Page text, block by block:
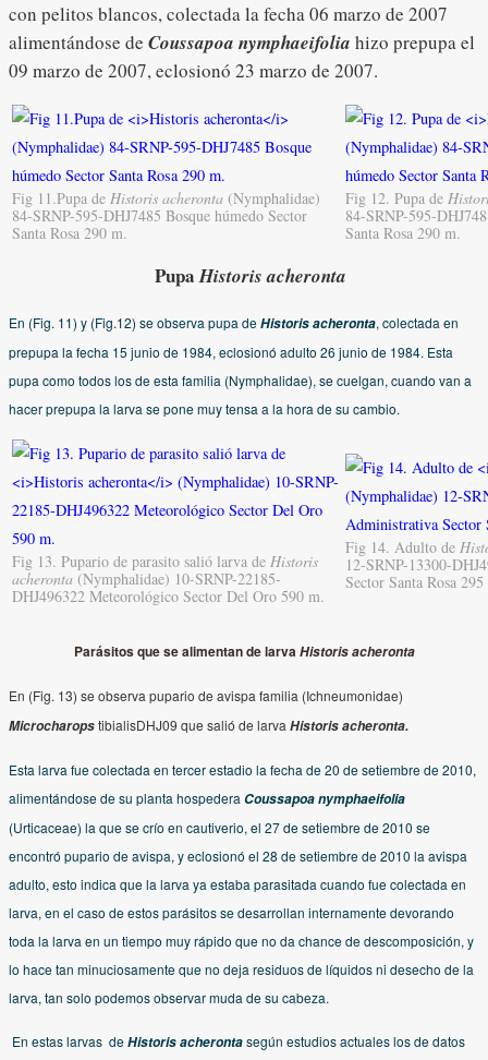
con pelitos blancos, colectada la fecha 06 marzo de 2007
alimentándose de Coussapoa nymphaeifolia hizo prepupael
09 marzo de 2007, eclosionó 23 marzo de 2007.
Fig 11.Pupa de Historis acheronta (Nymphalidae)
84-SRNP-595-DHJ7485 Bosque húmedo Sector
Santa Rosa 290 m.
Fig 12. Pupa de
84-SRNP-595-
Santa Rosa 290 m.
PupaHistoris acheronta
En (Fig. 11) y (Fig.12) se observa pupa deHistoris acheronta, colectada en
prepupa la fecha 15 junio de 1984, eclosionó adulto 26 junio de 1984. Esta
pupa como todos los de esta familia (Nymphalidae), se cuelgan, cuando van a
hacer prepupa la larva se pone muy tensa a la hora de su cambio.
Fig 13. Pupario de parasito salió larva de Historis
acheronta (Nymphalidae) 10-SRNP-22185-
DHJ496322 Meteorológico Sector Del Oro 590 m.
Fig 14. Adulto de
12-SRNP-13300-
Sector Santa Rosa
Parásitos que se alimentan de larvaHistoris acheronta
En (Fig. 13) se observa pupario de avispa familia (Ichneumonidae)
MicrocharopstibialisDHJ09 que salió de larva Historis acheronta.
Esta larva fue colectada en tercer estadio la fecha de 20 de setiembre de 2010,
alimentándose de su planta hospedera Coussapoa nymphaeifolia
(Urticaceae) la que se crío en cautiverio, el 27 de setiembre de 2010 se
encontró pupario de avispa, y eclosionó el 28 de setiembre de 2010 la avispa
adulto, esto indica que la larva ya estaba parasitada cuando fue colectada en
larva, en el caso de estos parásitos se desarrollan internamente devorando
toda la larva en un tiempo muy rápido que no da chance de descomposición, y
lo hace tan minuciosamente que no deja residuos de líquidos ni desecho de la
larva, tan solo podemos observar muda de su cabeza.
En estas larvas deHistoris acherontasegún estudios actuales los de datos